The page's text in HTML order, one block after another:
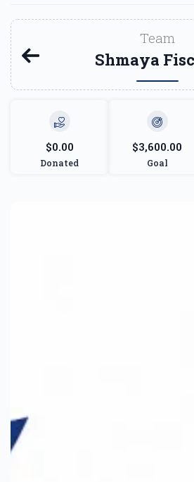
Team
Shmaya
$0.00
Donated
$3,600.00
Goal